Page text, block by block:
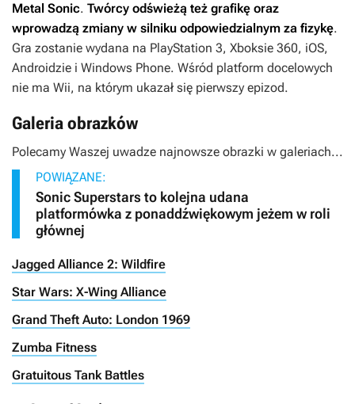
Metal Sonic. Twórcy odświeżą też grafikę oraz
wprowadzą zmiany w silniku odpowiedzialnym za fizykę.
Gra zostanie wydana na PlayStation 3, Xboksie 360, iOS,
Androidzie i Windows Phone. Wśród platform docelowych
nie ma Wii, na którym ukazał się pierwszy epizod.
Galeria obrazków
Polecamy Waszej uwadze najnowsze obrazki w galeriach...
POWIĄZANE:
Sonic Superstars to kolejna udana
platformówka z ponaddźwiękowym jeżem w roli
głównej
Jagged Alliance 2: Wildfire
Star Wars: X-Wing Alliance
Grand Theft Auto: London 1969
Zumba Fitness
Gratuitous Tank Battles